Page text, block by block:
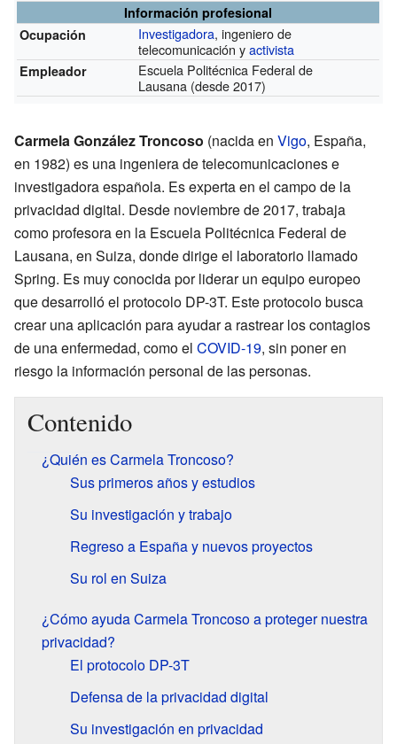
Información profesional
Ocupación
Investigadora, ingeniero de
telecomunicación yactivista
Empleador
Escuela Politécnica Federal de
Lausana (desde 2017)
Carmela González Troncoso (nacida en Vigo, España,
en 1982) es una ingeniera de telecomunicaciones e
investigadora española. Es experta en el campo de la
privacidad digital. Desde noviembre de 2017, trabaja
como profesora en la Escuela Politécnica Federal de
Lausana, en Suiza, donde dirige el laboratorio llamado
Spring. Es muy conocida por liderar un equipo europeo
que desarrolló el protocolo DP-3T. Este protocolo busca
crear una aplicación para ayudar a rastrear los contagios
de una enfermedad, como el COVID-19, sin poner en
riesgo la información personal de las personas.
Contenido
¿Quién es Carmela Troncoso?
Sus primeros años y estudios
Su investigación y trabajo
Regreso a España y nuevos proyectos
Su rol en Suiza
¿Cómo ayuda Carmela Troncoso a proteger nuestra
privacidad?
El protocolo DP-3T
Defensa de la privacidad digital
Su investigación en privacidad